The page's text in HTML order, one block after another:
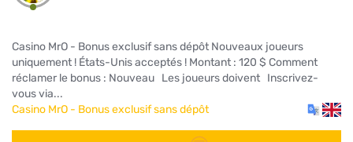
Casino MrO - Bonus exclusif sans dépôt Nouveaux joueurs
uniquement ! États-Unis acceptés ! Montant : 120 $ Comment
réclamer le bonus : Nouveau Les joueurs doivent Inscrivez-
vous via...
Casino MrO - Bonus exclusif sans dépôt